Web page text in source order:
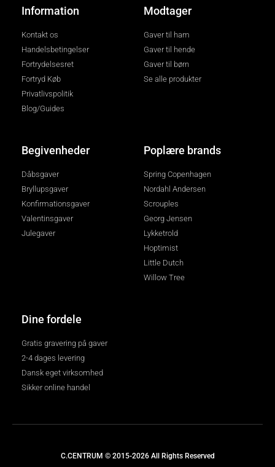
Information
Kontakt os
Handelsbetingelser
Fortrydelsesret
Fortryd Køb
Privatlivspolitik
Blog/Guides
Modtager
Gaver til ham
Gaver til hende
Gaver til børn
Se alle produkter
Begivenheder
Dåbsgaver
Bryllupsgaver
Konfirmationsgaver
Valentinsgaver
Julegaver
Poplære brands
Spring Copenhagen
Nordahl Andersen
Scrouples
Georg Jensen
Lykketrold
Hoptimist
Little Dutch
Willow Tree
Dine fordele
Gratis gravering på gaver
2-4 dages levering
Dansk eget virksomhed
Sikker online handel
C.CENTRUM © 2015-2026 All Rights Reserved